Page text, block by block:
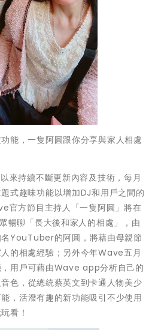
能，一隻阿圓跟你分享與家人相處
來持續不斷更新內容及技術， 每月
式趣味功能以增加DJ和用戶之間的
官方節目主持人「一隻阿圓」 將在
暢聊「長大後和家人的相處」， 由
YouTuber的阿圓， 將藉由母親節
的相處經驗； 另外今年Wave五月
用戶可藉由Wave app分析自己的
色， 從總統蔡英文到卡通人物美少
， 活潑有趣的新功能吸引不少使用
看！